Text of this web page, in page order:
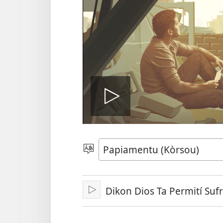
Pasa
vidio
Skohe
Idioma
PlayDikon Dios Ta Permití